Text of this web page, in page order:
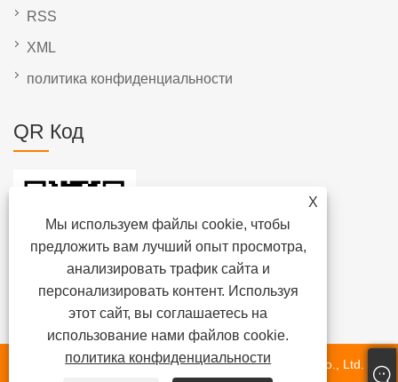
X
Мы используем файлы cookie, чтобы
предложить вам лучший опыт просмотра,
анализировать трафик сайта и
персонализировать контент. Используя
этот сайт, вы соглашаетесь на
использование нами файлов cookie.
политика конфиденциальности
RSS
XML
политика конфиденциальности
QR Код
Авторские права © 2025 Xiamen Beenew Machinery Co., Ltd.